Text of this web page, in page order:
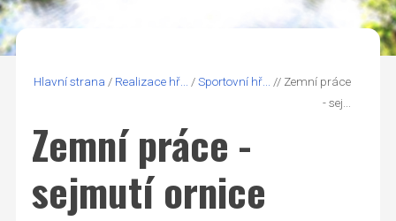
Hlavní strana / Realizace hř... /Sportovní hř...
// Zemní práce
- sej...
Zemní práce -
sejmutí ornice